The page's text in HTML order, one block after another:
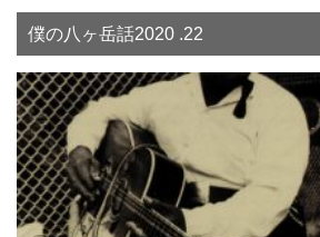
僕の八ヶ岳話2020 .22